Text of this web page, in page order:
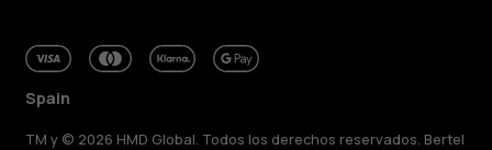
Spain
TM y © 2026 HMD Global. Todos los derechos reservados. Bertel